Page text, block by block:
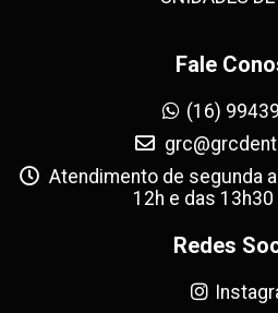
Fale
(16)
Atendimento de segunda
12h e das
Redes